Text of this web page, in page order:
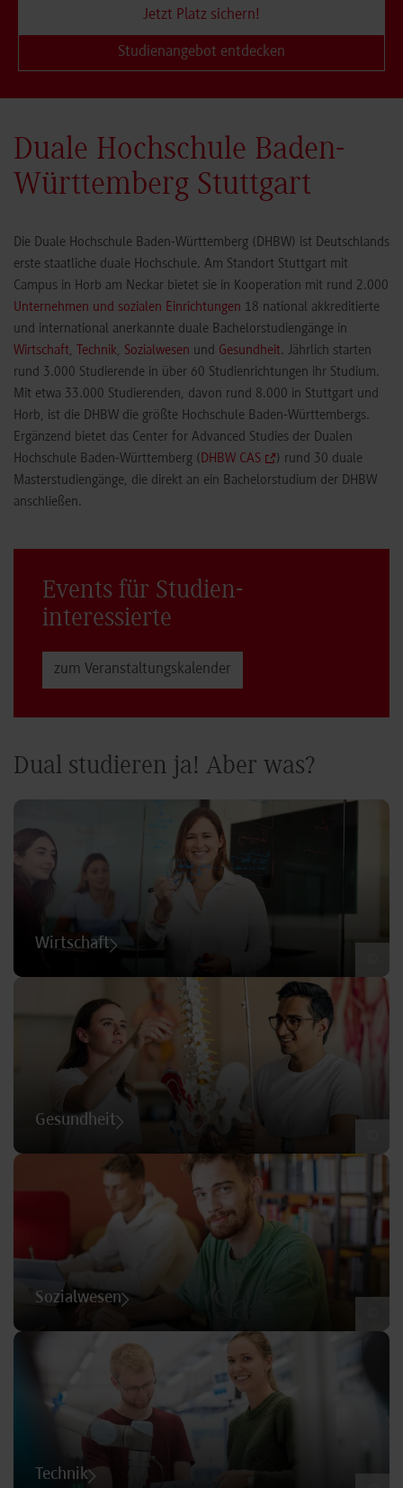
News und Bildergalerie
Duale Hochschule Baden-
Württemberg Stuttgart
erste staatliche duale Hochschule. Am Standort Stuttgart mit
Campus in Horb am Neckar bietet sie in Kooperation mit rund 2.000
Unternehmen und sozialen Einrichtungen18 national akkreditierte
und international anerkannte duale Bachelorstudiengänge in
Wirtschaft ,Technik, SozialwesenundGesundheit. Jährlich starten
rund 3.000 Studierende in über 60 Studienrichtungen ihr Studium.
Mit etwa 33.000 Studierenden, davon rund 8.000 in Stuttgart und
Horb, ist die DHBW die größte Hochschule Baden-Württembergs.
Ergänzend bietet das Center for Advanced Studies der Dualen
Hochschule Baden-Württemberg (DHBW CAS
) rund 30 duale
Masterstudiengänge, die direkt an ein Bachelorstudium der DHBW
anschließen.
Events für Studien­
interessierte
zum Veranstaltungs­kalender
Dual studieren ja! Aber was?
Wirtschaft
©
Sozialwesen
©
©